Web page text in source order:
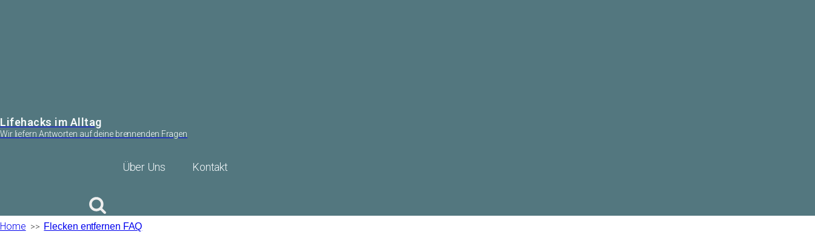
Lifehacks im Alltag
Wir liefern Antworten auf deine brennenden Fragen
Über Uns Kontakt
Home >> Flecken entfernen FAQ